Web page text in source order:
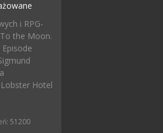
i RPG-
the Moon.
Hotel
51200